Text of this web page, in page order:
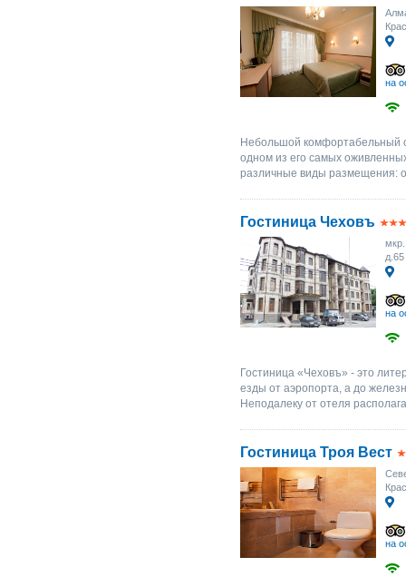
на
Небольшой комфортабельный
одном из его самых
различные виды размещения:
Гостиница Чеховъ
д.65
на
Гостиница «Чеховъ» - это
езды от аэропорта, а до
Неподалеку от отеля
Гостиница Троя Вест
на